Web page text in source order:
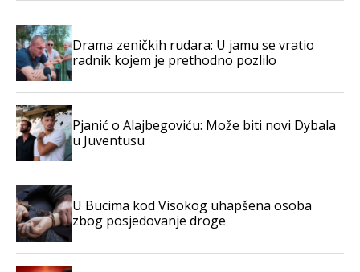
Drama zeničkih rudara: U jamu se vratio
radnik kojem je prethodno pozlilo
Pjanić o Alajbegoviću: Može biti novi Dybala
u Juventusu
U Bucima kod Visokog uhapšena osoba
zbog posjedovanje droge